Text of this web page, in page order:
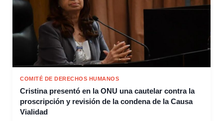
COMITÉ DE DERECHOS HUMANOS
Cristina presentó en la ONU una cautelar contra la
proscripción y revisión de la condena de la Causa
Vialidad